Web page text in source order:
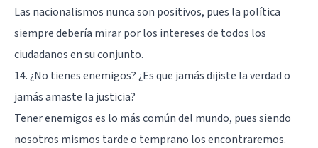
Las nacionalismos nunca son positivos, pues la política
siempre debería mirar por los intereses de todos los
ciudadanos en su conjunto.
14. ¿No tienes enemigos? ¿Es que jamás dijiste la verdad o
jamás amaste la justicia?
Tener enemigos es lo más común del mundo, pues siendo
nosotros mismos tarde o temprano los encontraremos.